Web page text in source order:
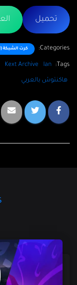
تحميل
Categories: كرت الشبكة (LAN)
Tags:
lan
Kext Archive
هاكنتوش بالعربي